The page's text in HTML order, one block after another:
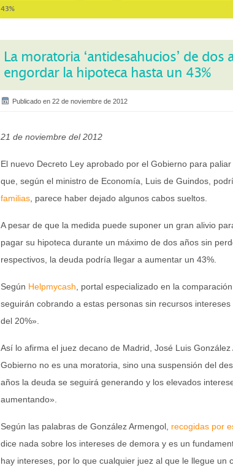
43%
La moratoria ‘antidesahucios’ de dos
engordar la hipoteca hasta un 43%
Publicado en 22 de noviembre de 2012
21 de noviembre del 2012
El nuevo Decreto Ley aprobado por el Gobierno para
que, según el ministro de Economía, Luis de Guindos,
familias , parece haber dejado algunos cabos sueltos.
A pesar de que la medida puede suponer un gran alivio
pagar su hipoteca durante un máximo de dos años sin
respectivos, la deuda podría llegar a aumentar un 43%.
Según Helpmycash , portal especializado en la
seguirán cobrando a estas personas sin recursos
del 20%».
Así lo afirma el juez decano de Madrid, José Luis
Gobierno no es una moratoria, sino una suspensión del
años la deuda se seguirá generando y los elevados
aumentando».
Según las palabras de González Armengol, recogidas por
dice nada sobre los intereses de demora y es un
hay intereses, por lo que cualquier juez al que le llegue un